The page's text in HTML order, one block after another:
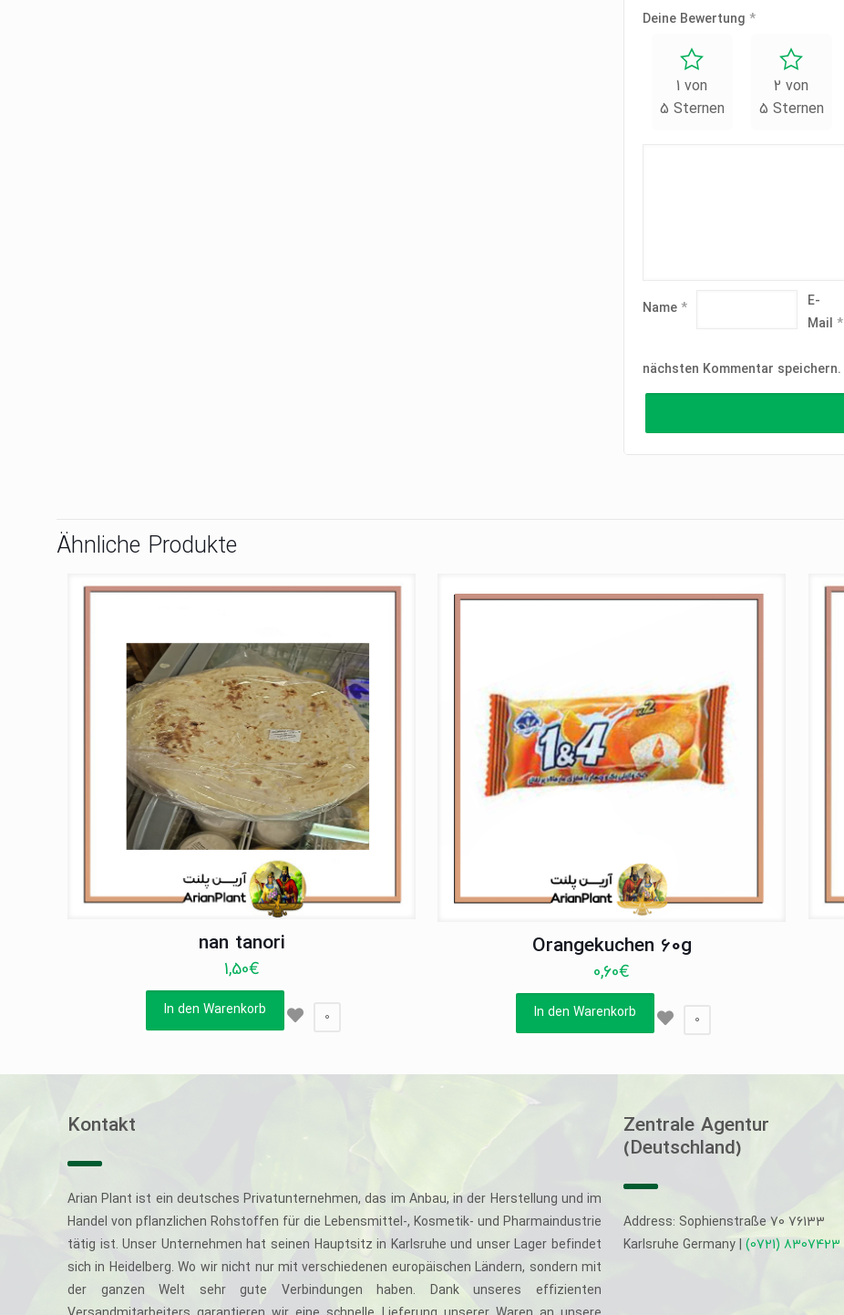
Deine Bewertung *
1 von
5 Sternen
2 von
5 Sternen
Name *
E-
Mail*
nächsten Kommentar speichern.
Ähnliche Produkte
nan tanori
1,50€
In den Warenkorb 0
Orangekuchen 60g
0,60€
In den Warenkorb 0
Kontakt
Arian Plant ist ein deutsches Privatunternehmen, das im Anbau, in der Herstellung und im
Handel von pflanzlichen Rohstoffen für die Lebensmittel-, Kosmetik- und Pharmaindustrie
tätig ist. Unser Unternehmen hat seinen Hauptsitz in Karlsruhe und unser Lager befindet
sich in Heidelberg. Wo wir nicht nur mit verschiedenen europäischen Ländern, sondern mit
der ganzen Welt sehr gute Verbindungen haben. Dank unseres effizienten
Zentrale Agentur
(Deutschland)
Address: Sophienstraße 70 76133
Karlsruhe Germany | (0721) 8307423